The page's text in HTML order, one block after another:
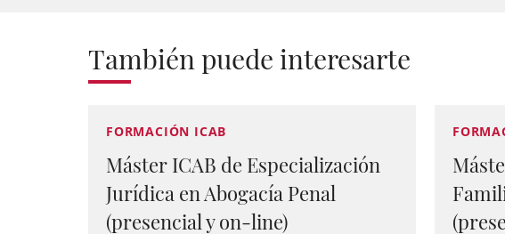
También puede interesarte
FORMACIÓN ICAB
Máster ICAB de Especialización
Jurídica en Abogacía Penal
(presencial y on-line)